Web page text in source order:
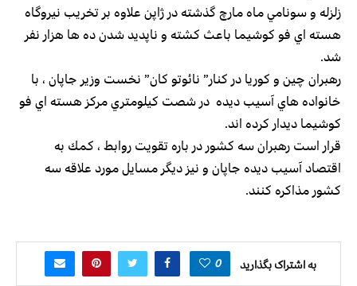
زلزله و سونامي ماه مارچ گذشته در ژاپن علاوه بر تخريب نيروگاه
هسته اي فو كوشيما باعث كشته و ناپديد شدن ده ها هزار نفر
شد.
رهبران چين و كوريا در كنار” نائوتو كان” نخست وزير جاپان ، با
خانواده هاي آسيب ديده در شصت كيلومتري مركز هسته اي فو
كوشيما ديدار كرده اند.
قرار است رهبران سه کشور در باره تقویت روابط ، كمك به
اقتصاد آسيب ديده جاپان و نيز ديگر مسايل مورد علاقه سه
كشور مذاكره كنند.
به اشتراک بگذارید 0